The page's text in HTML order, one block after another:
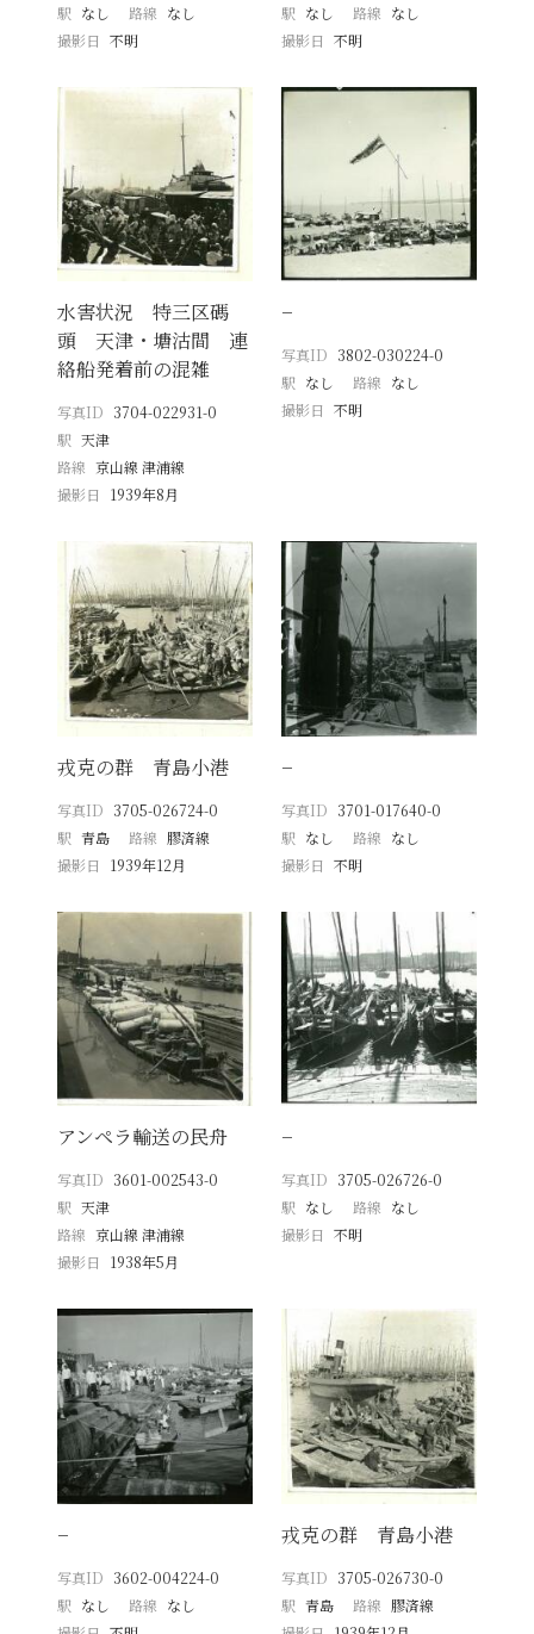
駅 なし 路線 なし
撮影日
不明
駅 なし 路線 なし
撮影日 不明
水害状況 特三区碼
頭 天津・塘沽間 連
絡船発着前の混雑
写真ID 3704-022931-0
駅 天津
路線 京山線 津浦線
撮影日
1939年8月
−
写真ID 3802-030224-0
駅 なし 路線 なし
撮影日 不明
戎克の群 青島小港
写真ID 3705-026724-0
駅 青島 路線 膠済線
撮影日
1939年12月
−
写真ID 3701-017640-0
駅 なし 路線 なし
撮影日 不明
アンペラ輸送の民舟
写真ID 3601-002543-0
駅 天津
路線 京山線 津浦線
撮影日
1938年5月
−
写真ID 3705-026726-0
駅 なし 路線 なし
撮影日 不明
−
写真ID 3602-004224-0
駅 なし 路線 なし
戎克の群 青島小港
写真ID 3705-026730-0
駅 青島 路線 膠済線